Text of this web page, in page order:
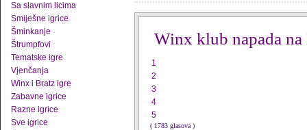
Sa slavnim licima
Smiješne igrice
Šminkanje
Štrumpfovi
Tematske igre
Vjenčanja
Winx i Bratz igre
Zabavne igrice
Razne igrice
Sve igrice
Winx klub napada
1
2
3
4
5
( 1783 glasova )